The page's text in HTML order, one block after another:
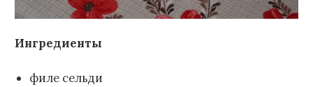
Ингредиенты
филе сельди